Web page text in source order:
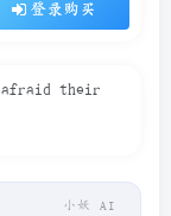
登录购买
afraid their
小妖 AI